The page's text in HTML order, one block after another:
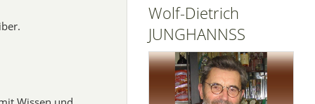
Wolf-Dietrich
JUNGHANNSS